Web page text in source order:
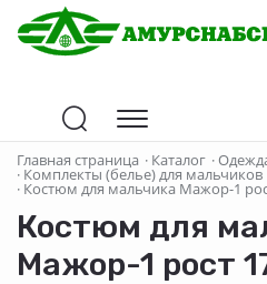
Главная страница · Каталог ·
· Комплекты (белье) для мальчиков
· Костюм для мальчика Мажор-1
Костюм для
Мажор-1 рост